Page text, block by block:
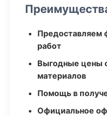
Предоставляем
работ
Выгодные цены
материалов
Помощь в
Официальное